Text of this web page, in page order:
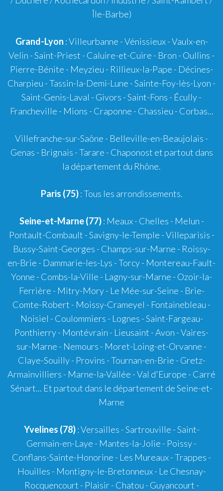
Île-Barbe)
Grand-Lyon :Villeurbanne -Vénissieux-Vaulx-en-
Velin -Saint-Priest - Caluire-et-Cuire - Bron - Oullins -
Pierre-Bénite - Meyzieu - Rillieux-la-Pape - Décines-
Charpieu -Tassin-la-Demi-Lune -Sainte-Foy-lès-Lyon -
Saint-Genis-Laval - Givors -Saint-Fons - Écully-
Francheville - Mions - Craponne - Chassieu - Corbas...
Villefranche-sur-Saône - Belleville-en-Beaujolais -
Genas - Brignais -Tarare - Chaponost et partout dans
la département du Rhône.
Paris (75): Tous les arrondissements.
Seine-et-Marne (77): Meaux - Chelles - Melun -
Pontault-Combault - Savigny-le-Temple - Villeparisis -
Bussy-Saint-Georges - Champs-sur-Marne - Roissy-
en-Brie - Dammarie-les-Lys - Torcy - Montereau-Fault-
Yonne - Combs-la-Ville - Lagny-sur-Marne - Ozoir-la-
Ferrière - Mitry-Mory - Le Mée-sur-Seine - Brie-
Comte-Robert - Moissy-Crameyel - Fontainebleau -
Noisiel - Coulommiers - Lognes - Saint-Fargeau-
Ponthierry - Montévrain - Lieusaint - Avon - Vaires-
sur-Marne - Nemours - Moret-Loing-et-Orvanne -
Claye-Souilly - Provins - Tournan-en-Brie - Gretz-
Armainvilliers - Marne-la-Vallée - Val d'Europe - Carré
Sénart... Et partout dans le département de Seine-et-
Marne
Yvelines (78): Versailles - Sartrouville - Saint-
Germain-en-Laye - Mantes-la-Jolie - Poissy -
Conflans-Sainte-Honorine - Les Mureaux - Trappes -
Houilles - Montigny-le-Bretonneux - Le Chesnay-
Rocquencourt - Plaisir - Chatou - Guyancourt -